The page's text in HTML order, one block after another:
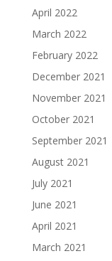
April 2022
March 2022
February 2022
December 2021
November 2021
October 2021
September 2021
August 2021
July 2021
June 2021
April 2021
March 2021